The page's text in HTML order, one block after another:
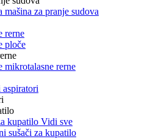
mašina za pranje sudova
rerne
ploče
mikrotalasne rerne
kupatilo Vidi sve
sušači za kupatilo